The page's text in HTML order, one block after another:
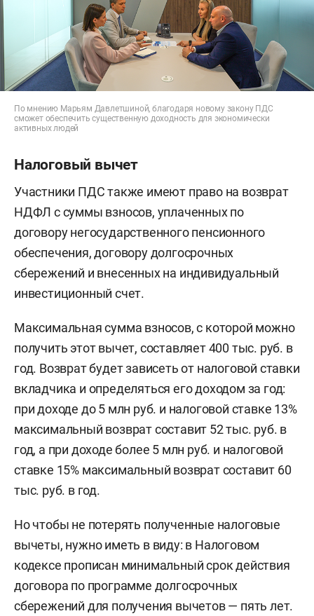
По мнению Марьям Давлетшиной, благодаря новому закону ПДС
сможет обеспечить существенную доходность для экономически
активных людей
Налоговый вычет
Участники ПДC также имеют право на возврат
НДФЛ с суммы взносов, уплаченных по
договору негосударственного пенсионного
обеспечения, договору долгосрочных
сбережений и внесенных на индивидуальный
инвестиционный счет.
Максимальная сумма взносов, с которой можно
получить этот вычет, составляет 400 тыс. руб. в
год. Возврат будет зависеть от налоговой ставки
вкладчика и определяться его доходом за год:
при доходе до 5 млн руб. и налоговой ставке 13%
максимальный возврат составит 52 тыс. руб. в
год, а при доходе более 5 млн руб. и налоговой
ставке 15% максимальный возврат составит 60
тыс. руб. в год.
Но чтобы не потерять полученные налоговые
вычеты, нужно иметь в виду: в Налоговом
кодексе прописан минимальный срок действия
договора по программе долгосрочных
сбережений для получения вычетов — пять лет.